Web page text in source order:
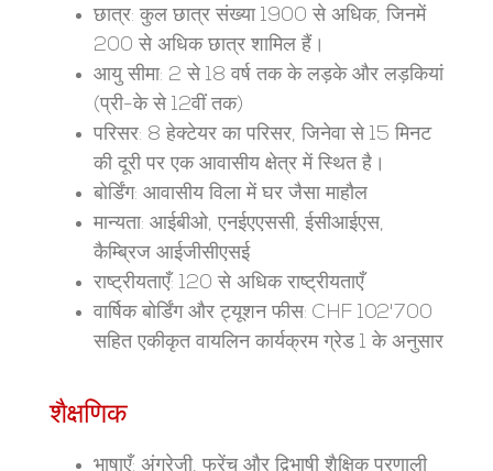
छात्र: कुल छात्र संख्या 1900 से अधिक, जिनमें
200 से अधिक छात्र शामिल हैं।
आयु सीमा: 2 से 18 वर्ष तक के लड़के और लड़कियां
(प्री-के से 12वीं तक)
परिसर: 8 हेक्टेयर का परिसर, जिनेवा से 15 मिनट
की दूरी पर एक आवासीय क्षेत्र में स्थित है।
बोर्डिंग: आवासीय विला में घर जैसा माहौल
मान्यता: आईबीओ, एनईएएससी, ईसीआईएस,
कैम्ब्रिज आईजीसीएसई
राष्ट्रीयताएँ: 120 से अधिक राष्ट्रीयताएँ
वार्षिक बोर्डिंग और ट्यूशन फीस: CHF 102'700
सहितएकीकृतवायलिन कार्यक्रमग्रेड 1 के अनुसार
शैक्षणिक
भाषाएँ: अंग्रेजी, फ्रेंच और द्विभाषी शैक्षिक प्रणाली